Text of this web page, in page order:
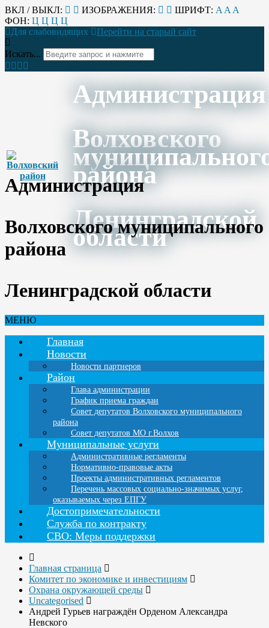
ВКЛ / ВЫКЛ: ИЗОБРАЖЕНИЯ: ШРИФТ: A A A
ФОН: Ц Ц Ц Ц
Для слабовидящих
Перейти на старый сайт
Искать...
Администрация
Волховского
района
Ленинградской
области
Администрация
Волховского муниципального
района
Ленинградской области
МЕНЮ
Главная
Новости
Новости партнеров
Район
Глава администрации
График приема граждан
Совет депутатов Волховского муниципального
района
Совет депутатов МО г.Волхов
Муниципальные услуги
Административные регламенты
Нормативно-правовые акты
Проекты административных регламентов
Перечень массовых социально-значимых услуг,
оказываемых через ЕПГУ
Достопримечательности
Служба по контракту
СВО: Меры поддержки
Главная страница
Комитет по экономике и инвестициям
Охрана окружающей среды
Uncategorised
Андрей Гурьев награждён Орденом Александра
Невского